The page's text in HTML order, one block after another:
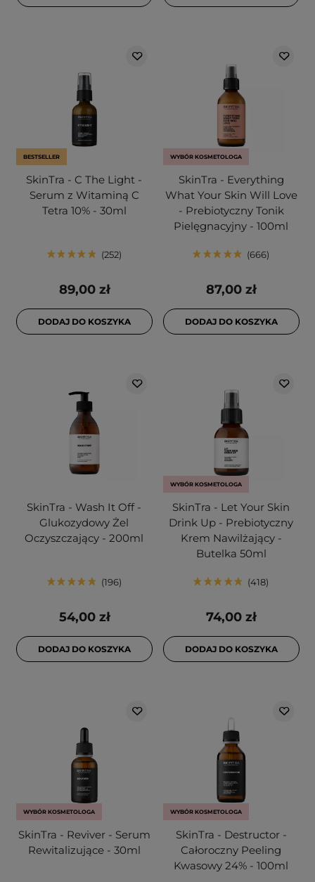
BESTSELLER
SkinTra - C The Light -
Serum z Witaminą C
Tetra 10% - 30ml
252
89,00 zł
DODAJ DO KOSZYKA
WYBÓR KOSMETOLOGA
SkinTra - Everything
What Your Skin Will Love
- Prebiotyczny Tonik
Pielęgnacyjny - 100ml
666
87,00 zł
DODAJ DO KOSZYKA
SkinTra - Wash It Off -
Glukozydowy Żel
Oczyszczający - 200ml
196
54,00 zł
DODAJ DO KOSZYKA
WYBÓR KOSMETOLOGA
SkinTra - Let Your Skin
Drink Up - Prebiotyczny
Krem Nawilżający -
Butelka 50ml
418
74,00 zł
DODAJ DO KOSZYKA
WYBÓR KOSMETOLOGA
SkinTra - Reviver - Serum
Rewitalizujące - 30ml
WYBÓR KOSMETOLOGA
SkinTra - Destructor -
Całoroczny Peeling
Kwasowy 24% - 100ml